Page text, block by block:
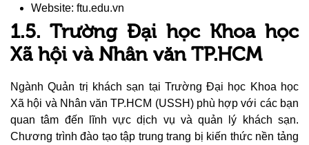
Website: ftu.edu.vn
1.5. Trường Đại học Khoa học
Xã hội và Nhân văn TP.HCM
Ngành Quản trị khách sạn tại Trường Đại học Khoa học
Xã hội và Nhân văn TP.HCM (USSH) phù hợp với các bạn
quan tâm đến lĩnh vực dịch vụ và quản lý khách sạn.
Chương trình đào tạo tập trung trang bị kiến thức nền tảng